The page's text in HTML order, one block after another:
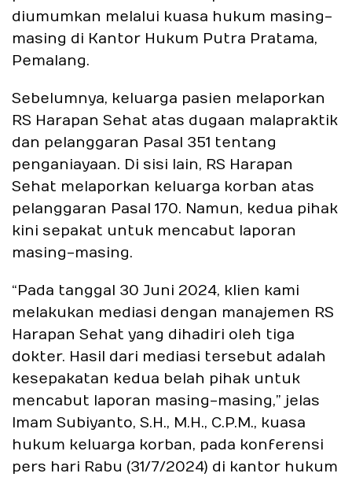
diumumkan melalui kuasa hukum masing-
masing di Kantor Hukum Putra Pratama,
Pemalang.
Sebelumnya, keluarga pasien melaporkan
RS Harapan Sehat atas dugaan malapraktik
dan pelanggaran Pasal 351 tentang
penganiayaan. Di sisi lain, RS Harapan
Sehat melaporkan keluarga korban atas
pelanggaran Pasal 170. Namun, kedua pihak
kini sepakat untuk mencabut laporan
masing-masing.
“Pada tanggal 30 Juni 2024, klien kami
melakukan mediasi dengan manajemen RS
Harapan Sehat yang dihadiri oleh tiga
dokter. Hasil dari mediasi tersebut adalah
kesepakatan kedua belah pihak untuk
mencabut laporan masing-masing,” jelas
Imam Subiyanto, S.H., M.H., C.P.M., kuasa
hukum keluarga korban, pada konferensi
pers hari Rabu (31/7/2024) di kantor hukum